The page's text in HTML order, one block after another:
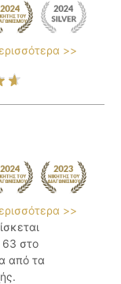
>>
>>
63 στο
από τα